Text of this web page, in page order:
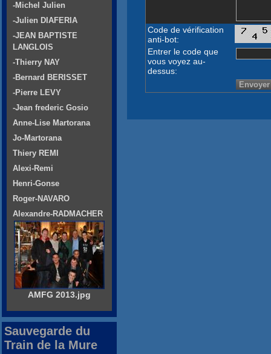
Code de vérification
anti-bot:
Entrer le code que
vous voyez au-
dessus:
-Michel Julien
-Julien DIAFERIA
-JEAN BAPTISTE
LANGLOIS
-Thierry NAY
-Bernard BERISSET
-Pierre LEVY
-Jean frederic Gosio
Anne-Lise Martorana
Jo-Martorana
Thiery REMI
Alexi-Remi
Henri-Gonse
Roger-NAVARO
Alexandre-RADMACHER
AMFG 2013.jpg
Sauvegarde du
Train de la Mure